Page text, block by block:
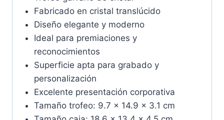
Fabricado en cristal translúcido
Diseño elegante y moderno
Ideal para premiaciones y
reconocimientos
Superficie apta para grabado y
personalización
Excelente presentación corporativa
Tamaño trofeo: 9.7 x 14.9 x 3.1 cm